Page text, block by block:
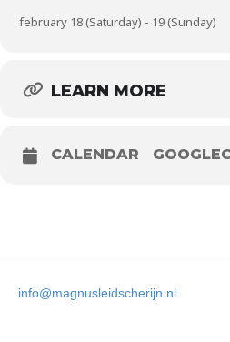
february 18 (Saturday) - 19 (Sunday)
LEARN MORE
CALENDAR
info@magnusleidscherijn.nl